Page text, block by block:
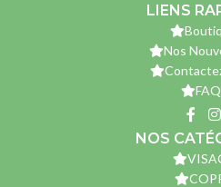
LIENS
Nos
NOS